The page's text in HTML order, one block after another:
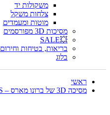
משקולות יד
צלחות משקל
מוטות ומעמדים
מסיכות 3D מפורסמים
💥SALE
בריאות, בטיחות וחירום
בלוג
ראשי
מסיכה 3D של ברונו מארס – BRUNO MARS